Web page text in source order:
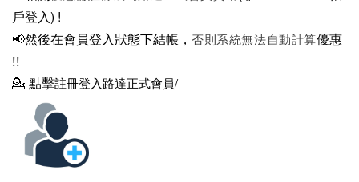
戶登入) !
📢然後在會員登入狀態下結帳， 否則系統無法自動計算優惠
!!
💁 點擊註冊登入路達正式會員/